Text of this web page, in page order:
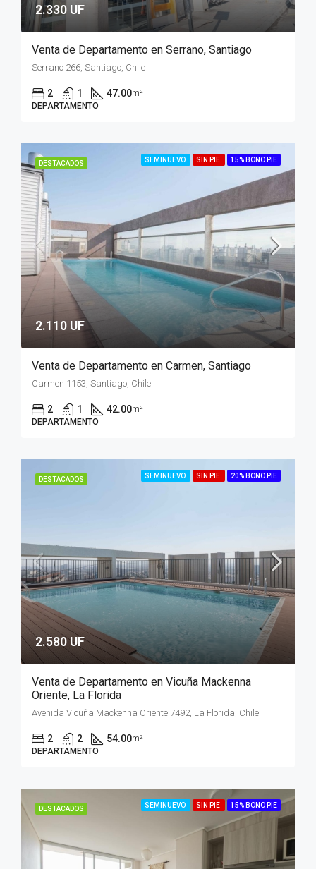
2.330 UF
Venta de Departamento en Serrano, Santiago
Serrano 266, Santiago, Chile
2 1 47.00m²
DEPARTAMENTO
DESTACADOS SEMINUEVO SIN PIE 15% BONO PIE
2.110 UF
Venta de Departamento en Carmen, Santiago
Carmen 1153, Santiago, Chile
2 1 42.00m²
DEPARTAMENTO
DESTACADOS SEMINUEVO SIN PIE 20% BONO PIE
2.580 UF
Venta de Departamento en Vicuña Mackenna
Oriente, La Florida
Avenida Vicuña Mackenna Oriente 7492, La Florida, Chile
2 2 54.00m²
DEPARTAMENTO
DESTACADOS SEMINUEVO SIN PIE 15% BONO PIE